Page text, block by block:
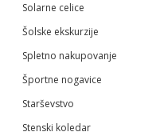
Solarne celice
Šolske ekskurzije
Spletno nakupovanje
Športne nogavice
Starševstvo
Stenski koledar